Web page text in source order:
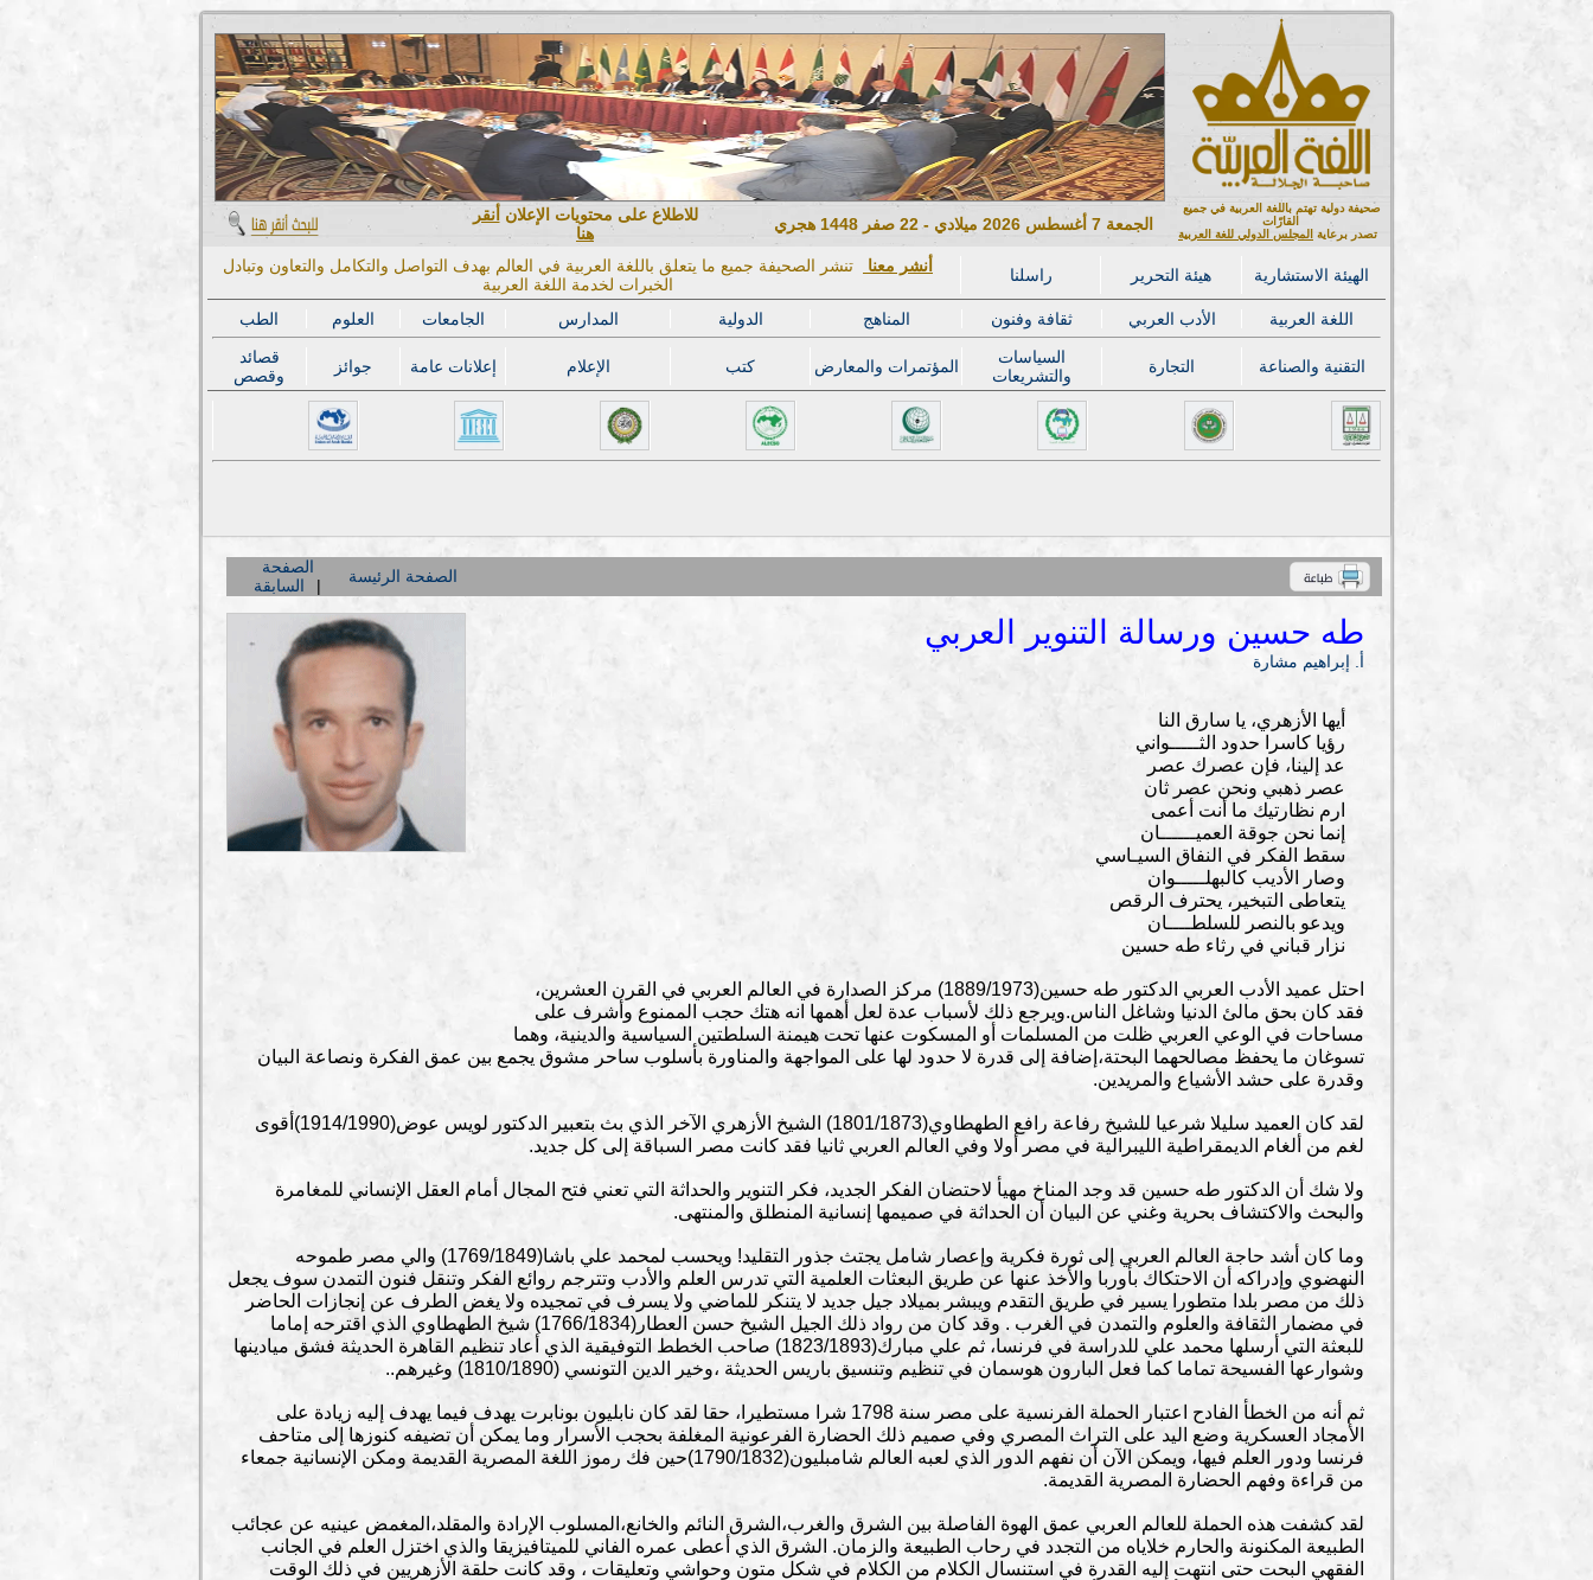
للاطلاع على محتويات الإعلان أنقر
هنا
صحيفة دولية تهتم باللغة العربية في جميع
القارّات
تصدر برعاية
المجلس الدولي للغة العربية
أنشر معنا
تنشر الصحيفة جميع ما يتعلق باللغة العربية في العالم بهدف التواصل والتكامل والتعاون وتبادل
الخبرات لخدمة اللغة العربية
راسلنا هيئة التحرير الهيئة الاستشارية
الطب العلوم الجامعات المدارس الدولية المناهج ثقافة وفنون الأدب العربي
اللغة العربية
قصائد
وقصص
جوائز إعلانات عامة الإعلام كتب المؤتمرات والمعارض
السياسات
والتشريعات
التجارة التقنية والصناعة
الصفحة
السابقة
الصفحة الرئيسة
طه حسين ورسالة التنوير العربي
أ. إبراهيم مشارة
أيها الأزهري، يا سارق النا
رؤيا كاسرا حدود الثـــــواني
عد إلينا، فإن عصرك عصر
عصر ذهبي ونحن عصر ثان
ارم نظارتيك ما أنت أعمى
إنما نحن جوقة العميــــــان
سقط الفكر في النفاق السيـاسي
وصار الأديب كالبهلـــــوان
يتعاطى التبخير، يحترف الرقص
ويدعو بالنصر للسلطــــان
نزار قباني في رثاء طه حسين
احتل عميد الأدب العربي الدكتور طه حسين(1889/1973) مركز الصدارة في العالم العربي في القرن العشرين،
فقد كان بحق مالئ الدنيا وشاغل الناس.ويرجع ذلك لأسباب عدة لعل أهمها انه هتك حجب الممنوع وأشرف على
مساحات في الوعي العربي ظلت من المسلمات أو المسكوت عنها تحت هيمنة السلطتين السياسية والدينية، وهما
تسوغان ما يحفظ مصالحهما البحتة،إضافة إلى قدرة لا حدود لها على المواجهة والمناورة بأسلوب ساحر مشوق يجمع بين عمق الفكرة ونصاعة البيان
وقدرة على حشد الأشياع والمريدين.
لقد كان العميد سليلا شرعيا للشيخ رفاعة رافع الطهطاوي(1801/1873) الشيخ الأزهري الآخر الذي بث بتعبير الدكتور لويس عوض(1914/1990)أقوى
لغم من ألغام الديمقراطية الليبرالية في مصر أولا وفي العالم العربي ثانيا فقد كانت مصر السباقة إلى كل جديد.
ولا شك أن الدكتور طه حسين قد وجد المناخ مهيأ لاحتضان الفكر الجديد، فكر التنوير والحداثة التي تعني فتح المجال أمام العقل الإنساني للمغامرة
والبحث والاكتشاف بحرية وغني عن البيان أن الحداثة في صميمها إنسانية المنطلق والمنتهى.
وما كان أشد حاجة العالم العربي إلى ثورة فكرية وإعصار شامل يجتث جذور التقليد! ويحسب لمحمد علي باشا(1769/1849) والي مصر طموحه
النهضوي وإدراكه أن الاحتكاك بأوربا والأخذ عنها عن طريق البعثات العلمية التي تدرس العلم والأدب وتترجم روائع الفكر وتنقل فنون التمدن سوف يجعل
ذلك من مصر بلدا متطورا يسير في طريق التقدم ويبشر بميلاد جيل جديد لا يتنكر للماضي ولا يسرف في تمجيده ولا يغض الطرف عن إنجازات الحاضر
في مضمار الثقافة والعلوم والتمدن في الغرب . وقد كان من رواد ذلك الجيل الشيخ حسن العطار(1766/1834) شيخ الطهطاوي الذي اقترحه إماما
للبعثة التي أرسلها محمد علي للدراسة في فرنسا، ثم علي مبارك(1823/1893) صاحب الخطط التوفيقية الذي أعاد تنظيم القاهرة الحديثة فشق ميادينها
وشوارعها الفسيحة تماما كما فعل البارون هوسمان في تنظيم وتنسيق باريس الحديثة ،وخير الدين التونسي (1810/1890) وغيرهم..
ثم أنه من الخطأ الفادح اعتبار الحملة الفرنسية على مصر سنة 1798 شرا مستطيرا، حقا لقد كان نابليون بونابرت يهدف فيما يهدف إليه زيادة على
الأمجاد العسكرية وضع اليد على التراث المصري وفي صميم ذلك الحضارة الفرعونية المغلفة بحجب الأسرار وما يمكن أن تضيفه كنوزها إلى متاحف
فرنسا ودور العلم فيها، ويمكن الآن أن نفهم الدور الذي لعبه العالم شامبليون(1790/1832)حين فك رموز اللغة المصرية القديمة ومكن الإنسانية جمعاء
من قراءة وفهم الحضارة المصرية القديمة.
لقد كشفت هذه الحملة للعالم العربي عمق الهوة الفاصلة بين الشرق والغرب،الشرق النائم والخانع،المسلوب الإرادة والمقلد،المغمض عينيه عن عجائب
الطبيعة المكنونة والحارم خلاياه من التجدد في رحاب الطبيعة والزمان. الشرق الذي أعطى عمره الفاني للميتافيزيقا والذي اختزل العلم في الجانب
الفقهي البحت حتى انتهت إليه القدرة في استنسال الكلام من الكلام في شكل متون وحواشي وتعليقات ، وقد كانت حلقة الأزهريين في ذلك الوقت